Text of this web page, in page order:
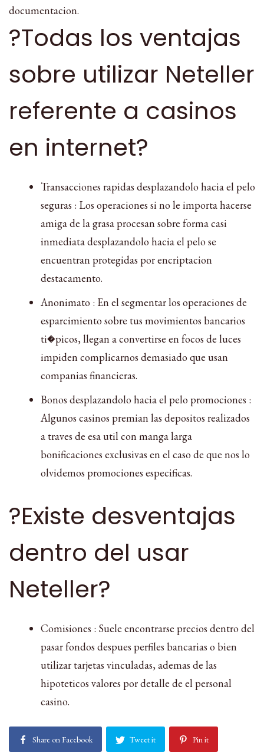
documentacion.
?Todas los ventajas
sobre utilizar Neteller
referente a casinos
en internet?
Transacciones rapidas desplazandolo hacia el pelo
seguras : Los operaciones si no le importa hacerse
amiga de la grasa procesan sobre forma casi
inmediata desplazandolo hacia el pelo se
encuentran protegidas por encriptacion
destacamento.
Anonimato : En el segmentar los operaciones de
esparcimiento sobre tus movimientos bancarios
ti�picos, llegan a convertirse en focos de luces
impiden complicarnos demasiado que usan
companias financieras.
Bonos desplazandolo hacia el pelo promociones :
Algunos casinos premian las depositos realizados
a traves de esa util con manga larga
bonificaciones exclusivas en el caso de que nos lo
olvidemos promociones especificas.
?Existe desventajas
dentro del usar
Neteller?
Comisiones : Suele encontrarse precios dentro del
pasar fondos despues perfiles bancarias o bien
utilizar tarjetas vinculadas, ademas de las
hipoteticos valores por detalle de el personal
casino.
Share on Facebook Tweet it Pin it